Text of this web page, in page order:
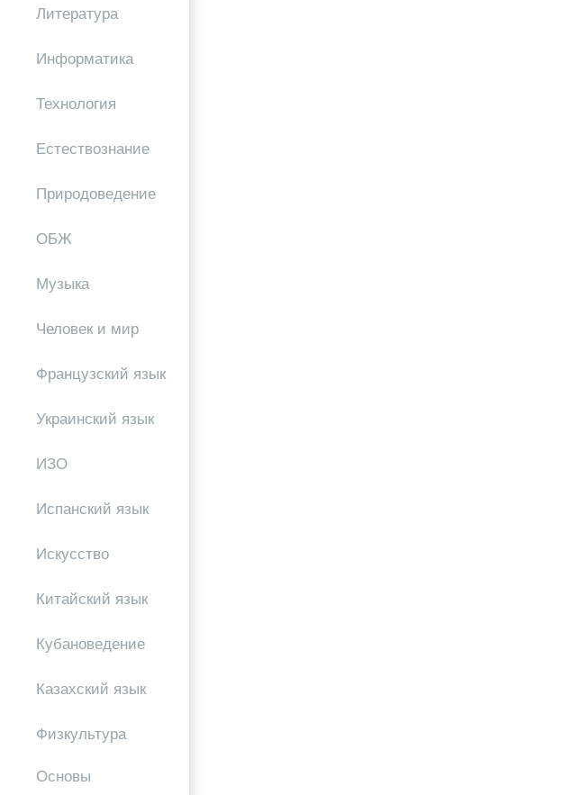
Литература
Информатика
Технология
Естествознание
Природоведение
ОБЖ
Музыка
Человек и мир
Французский язык
Украинский язык
ИЗО
Испанский язык
Искусство
Китайский язык
Кубановедение
Казахский язык
Физкультура
Основы